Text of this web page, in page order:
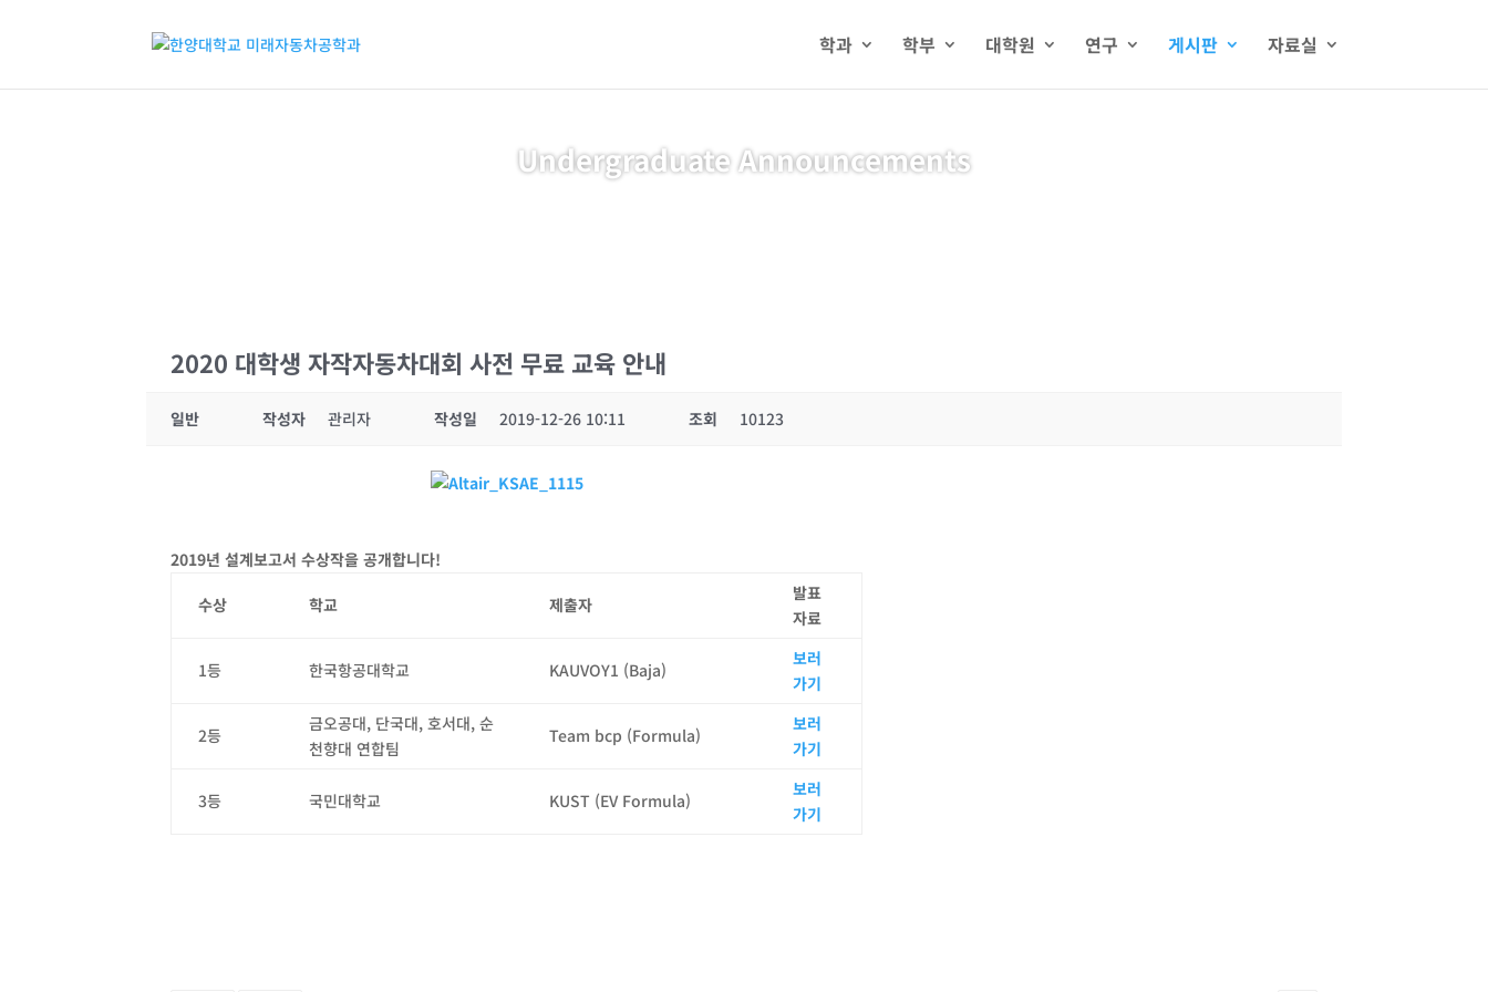
학과 학부 대학원 연구 게시판 자료실
Undergraduate Announcements
2020 대학생 자작자동차대회 사전 무료 교육 안내
일반 작성자 관리자 작성일 2019-12-26 10:11 조회 10123
2019년 설계보고서 수상작을 공개합니다!
수상 학교 제출자
발표
자료
1등 한국항공대학교 KAUVOY1 (Baja)
보러
가기
2등
금오공대, 단국대, 호서대, 순
천향대 연합팀
Team bcp (Formula)
보러
가기
3등 국민대학교 KUST (EV Formula)
보러
가기